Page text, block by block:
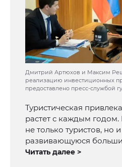
Дмитрий Артюхов и Максим
реализацию инвестиционных
предоставлено пресс-службой
Туристическая
растет с каждым
не только туристов, но
развивающуюся
Читать далее >